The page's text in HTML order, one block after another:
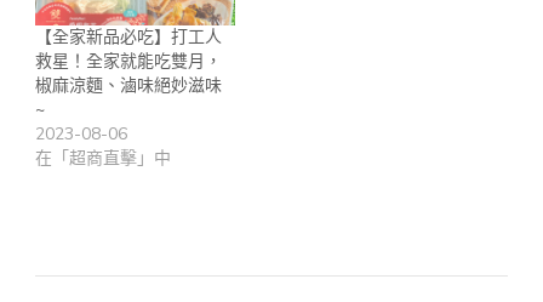
【全家新品必吃】打工人
救星！全家就能吃雙月，
椒麻涼麵、滷味絕妙滋味
~
2023-08-06
在「超商直擊」中